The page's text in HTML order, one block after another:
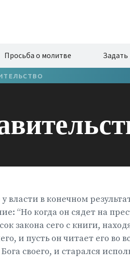
Просьба о молитве
власти в конечном
“Но когда он сядет на
закона сего с книги,
и пусть он читает его
своего, и старался